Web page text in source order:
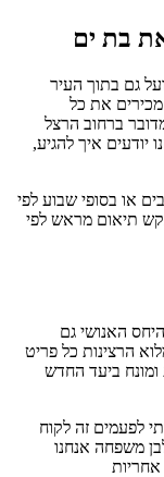
בת ים
גם בתוך העיר
את כל
ברחוב הרצל
יודעים איך להגיע,
או בסופי שבוע לפי
תיאום מראש לפי
האנושי גם
הרצינות כל פריט
ומונח ביעד החדש
לפעמים זה לקוח
משפחה אנחנו